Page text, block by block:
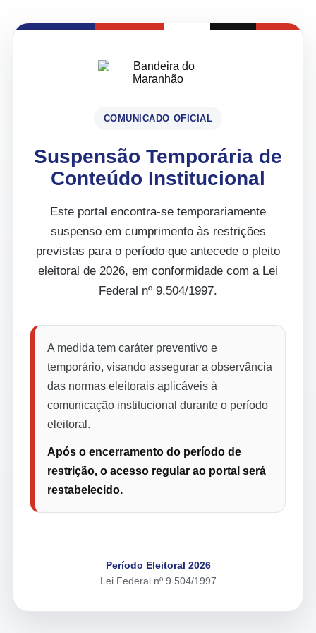
COMUNICADO OFICIAL
Suspensão Temporária de
Conteúdo Institucional
Este portal encontra-se temporariamente
suspenso em cumprimento às restrições
previstas para o período que antecede o pleito
eleitoral de 2026, em conformidade com a Lei
Federal nº 9.504/1997.
A medida tem caráter preventivo e
temporário, visando assegurar a observância
das normas eleitorais aplicáveis à
comunicação institucional durante o período
eleitoral.
Após o encerramento do período de
restrição, o acesso regular ao portal será
restabelecido.
Período Eleitoral 2026
Lei Federal nº 9.504/1997